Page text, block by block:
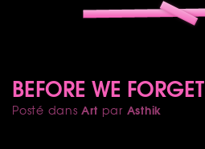
BEFORE WE FORGET
Posté dansArt par Asthik